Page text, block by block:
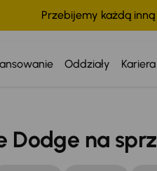
Przebijemy każdą
Oddziały Kariera
Dodge na